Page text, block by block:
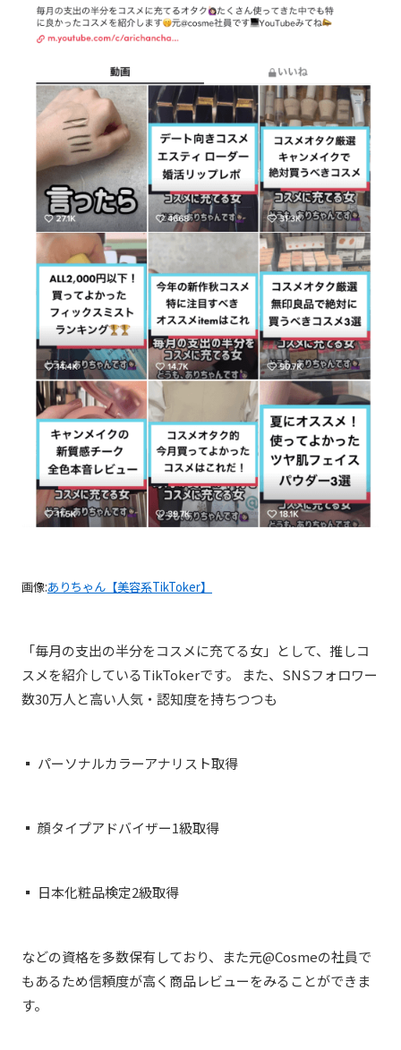
画像:ありちゃん【美容系TikToker】
「毎月の支出の半分をコスメに充てる女」として、推しコ
スメを紹介しているTikTokerです。 また、SNSフォロワー
数30万人と高い人気・認知度を持ちつつも
▪️ パーソナルカラーアナリスト取得
▪️ 顔タイプアドバイザー1級取得
▪️ 日本化粧品検定2級取得
などの資格を多数保有しており、また元@Cosmeの社員で
もあるため信頼度が高く商品レビューをみることができま
す。